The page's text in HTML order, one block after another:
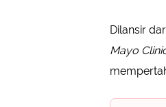
Dilansir
Mayo